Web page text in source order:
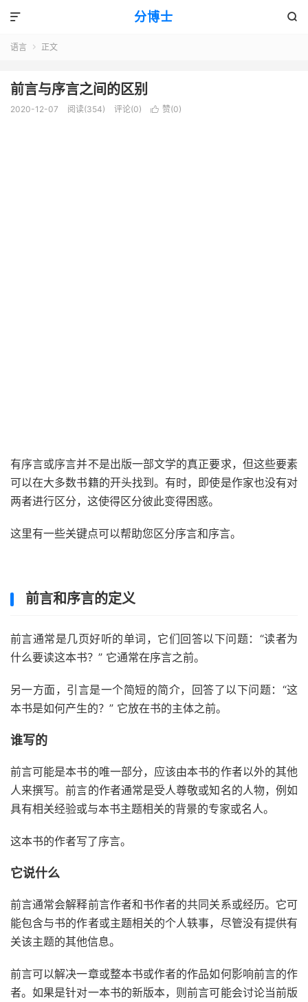
分博士 

语言  正文
前言与序言之间的区别
2020-12-07 阅读(354) 评论(0)  赞(0)
有序言或序言并不是出版一部文学的真正要求，但这些要素
可以在大多数书籍的开头找到。有时，即使是作家也没有对
两者进行区分，这使得区分彼此变得困惑。
这里有一些关键点可以帮助您区分序言和序言。
前言和序言的定义
前言通常是几页好听的单词，它们回答以下问题：“读者为
什么要读这本书？” 它通常在序言之前。
另一方面，引言是一个简短的简介，回答了以下问题：“这
本书是如何产生的？” 它放在书的主体之前。
谁写的
前言可能是本书的唯一部分，应该由本书的作者以外的其他
人来撰写。前言的作者通常是受人尊敬或知名的人物，例如
具有相关经验或与本书主题相关的背景的专家或名人。
这本书的作者写了序言。
它说什么
前言通常会解释前言作者和书作者的共同关系或经历。它可
能包含与书的作者或主题相关的个人轶事，尽管没有提供有
关该主题的其他信息。
前言可以解决一章或整本书或作者的作品如何影响前言的作
者。如果是针对一本书的新版本，则前言可能会讨论当前版